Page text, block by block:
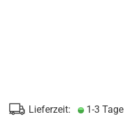
Lieferzeit: 1-3 Tage